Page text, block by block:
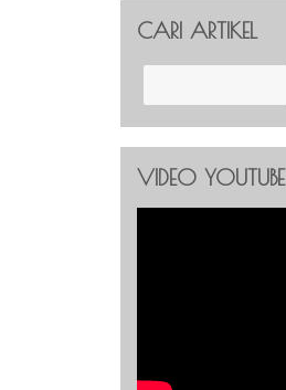
CARI ARTIKEL
VIDEO YOUTUBE